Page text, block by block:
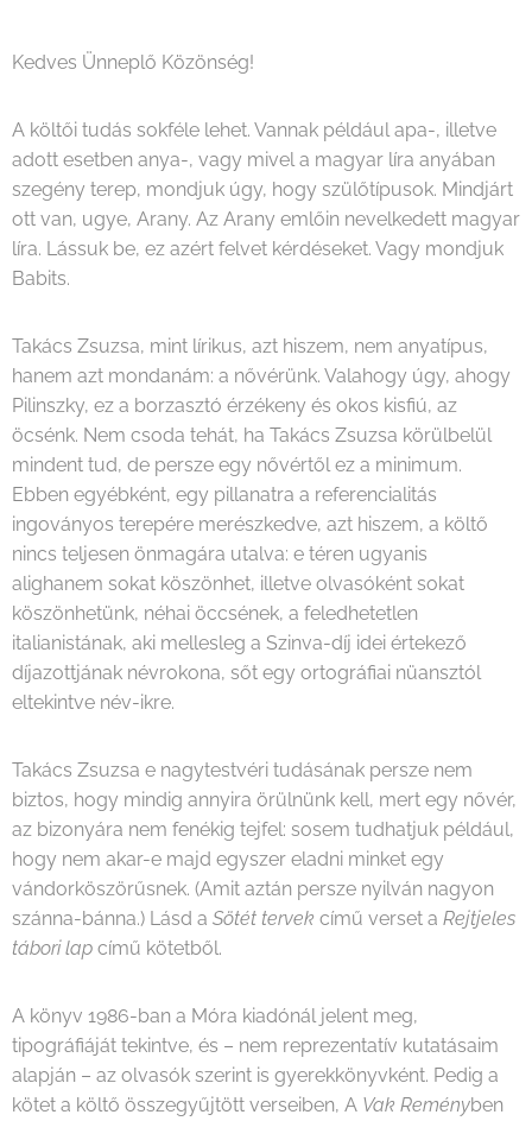
Kedves Ünneplő Közönség!
A költői tudás sokféle lehet. Vannak például apa-, illetve
adott esetben anya-, vagy mivel a magyar líra anyában
szegény terep, mondjuk úgy, hogy szülőtípusok. Mindjárt
ott van, ugye, Arany. Az Arany emlőin nevelkedett magyar
líra. Lássuk be, ez azért felvet kérdéseket. Vagy mondjuk
Babits.
Takács Zsuzsa, mint lírikus, azt hiszem, nem anyatípus,
hanem azt mondanám: a nővérünk. Valahogy úgy, ahogy
Pilinszky, ez a borzasztó érzékeny és okos kisfiú, az
öcsénk. Nem csoda tehát, ha Takács Zsuzsa körülbelül
mindent tud, de persze egy nővértől ez a minimum.
Ebben egyébként, egy pillanatra a referencialitás
ingoványos terepére merészkedve, azt hiszem, a költő
nincs teljesen önmagára utalva: e téren ugyanis
alighanem sokat köszönhet, illetve olvasóként sokat
köszönhetünk, néhai öccsének, a feledhetetlen
italianistának, aki mellesleg a Szinva-díj idei értekező
díjazottjának névrokona, sőt egy ortográfiai nüansztól
eltekintve név-ikre.
Takács Zsuzsa e nagytestvéri tudásának persze nem
biztos, hogy mindig annyira örülnünk kell, mert egy nővér,
az bizonyára nem fenékig tejfel: sosem tudhatjuk például,
hogy nem akar-e majd egyszer eladni minket egy
vándorköszörűsnek. (Amit aztán persze nyilván nagyon
szánna-bánna.) Lásd a Sötét tervek című verset a Rejtjeles
tábori lap című kötetből.
A könyv 1986-ban a Móra kiadónál jelent meg,
tipográfiáját tekintve, és – nem reprezentatív kutatásaim
alapján – az olvasók szerint is gyerekkönyvként. Pedig a
kötet a költő összegyűjtött verseiben, A Vak Reményben